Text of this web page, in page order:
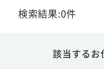
検索結果:0件
該当するお